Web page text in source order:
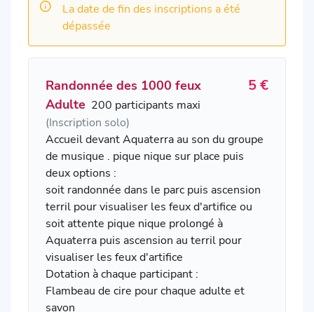
La date de fin des inscriptions a été
dépassée
Randonnée des 1000 feux
Adulte 200 participants maxi
(Inscription solo)
5 €
Accueil devant Aquaterra au son du groupe
de musique . pique nique sur place puis
deux options :
soit randonnée dans le parc puis ascension
terril pour visualiser les feux d'artifice ou
soit attente pique nique prolongé à
Aquaterra puis ascension au terril pour
visualiser les feux d'artifice
Dotation à chaque participant :
Flambeau de cire pour chaque adulte et
savon